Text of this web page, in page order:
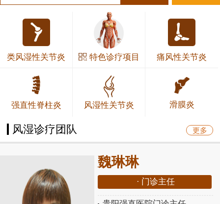
类风湿性关节炎 特色诊疗项目 痛风性关节炎
强直性脊柱炎 风湿性关节炎 滑膜炎
风湿诊疗团队 更多
魏琳琳
· 门诊主任